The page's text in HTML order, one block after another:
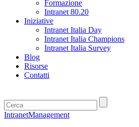
Formazione
Intranet 80.20
Iniziative
Intranet Italia Day
Intranet Italia Champions
Intranet Italia Survey
Blog
Risorse
Contatti
IntranetManagement